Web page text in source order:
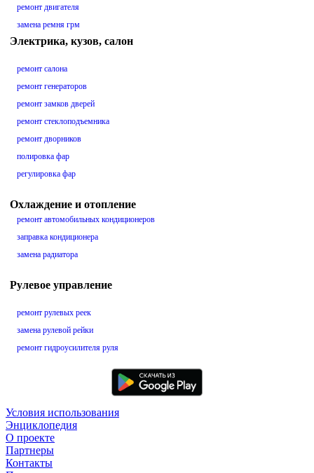
ремонт двигателя
замена ремня грм
Электрика, кузов, салон
ремонт салона
ремонт генераторов
ремонт замков дверей
ремонт стеклоподъемника
ремонт дворников
полировка фар
регулировка фар
Охлаждение и отопление
ремонт автомобильных кондиционеров
заправка кондиционера
замена радиатора
Рулевое управление
ремонт рулевых реек
замена рулевой рейки
ремонт гидроусилителя руля
Условия использования
Энциклопедия
О проекте
Партнеры
Контакты